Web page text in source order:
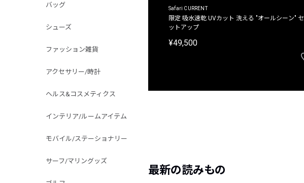
バッグ
シューズ
ファッション雑貨
アクセサリー/時計
ヘルス&コスメティクス
インテリア/ルームアイテム
モバイル/ステーショナリー
サーフ/マリングッズ
Safari CURRENT
限定 吸水速乾 UVカット 洗える "オールシーン" セ
ットアップ
¥49,500
最新の読みもの